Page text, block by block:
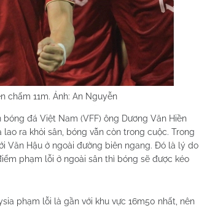
chấm 11m. Ảnh: An Nguyễn
đá Việt Nam (VFF) ông Dương Văn Hiền
ra khỏi sân, bóng vẫn còn trong cuộc. Trong
Văn Hậu ở ngoài đường biên ngang. Đó là lý do
phạm lỗi ở ngoài sân thì bóng sẽ được kéo
phạm lỗi là gần với khu vực 16m50 nhất, nên